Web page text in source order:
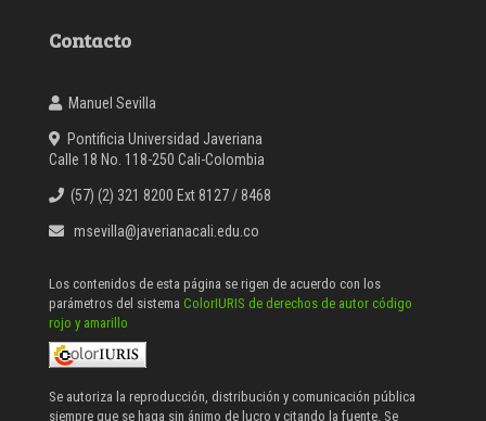
Contacto
Manuel Sevilla
Pontificia Universidad Javeriana
Calle 18 No. 118-250 Cali-Colombia
(57) (2) 321 8200 Ext 8127 / 8468
msevilla@javerianacali.edu.co
Los contenidos de esta página se rigen de acuerdo con los
parámetros del sistema ColorIURIS de derechos de autor código
rojo y amarillo
Se autoriza la reproducción, distribución y comunicación pública
siempre que se haga sin ánimo de lucro y citando la fuente. Se